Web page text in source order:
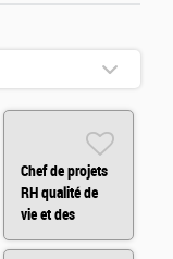
Chef de projets
RH qualité de
vie et des
conditions de